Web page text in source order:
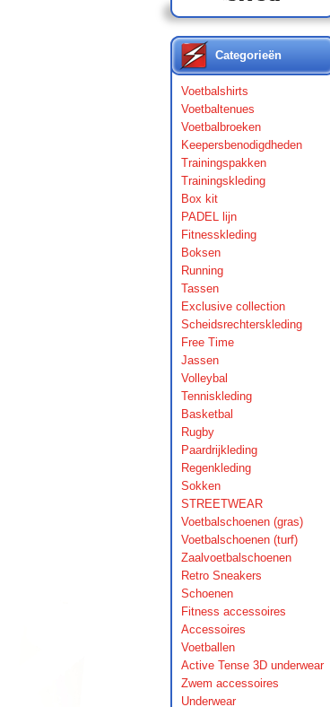
Categorieën
Voetbalshirts
Voetbaltenues
Voetbalbroeken
Keepersbenodigdheden
Trainingspakken
Trainingskleding
Box kit
PADEL lijn
Fitnesskleding
Boksen
Running
Tassen
Exclusive collection
Scheidsrechterskleding
Free Time
Jassen
Volleybal
Tenniskleding
Basketbal
Rugby
Paardrijkleding
Regenkleding
Sokken
STREETWEAR
Voetbalschoenen (gras)
Voetbalschoenen (turf)
Zaalvoetbalschoenen
Retro Sneakers
Schoenen
Fitness accessoires
Accessoires
Voetballen
Active Tense 3D underwear
Zwem accessoires
Underwear